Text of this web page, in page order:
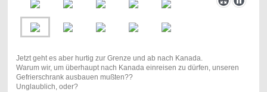
Jetzt geht es aber hurtig zur Grenze und ab nach Kanada.
Warum wir, um überhaupt nach Kanada einreisen zu dürfen, unseren
Gefrierschrank ausbauen mußten??
Unglaublich, oder?